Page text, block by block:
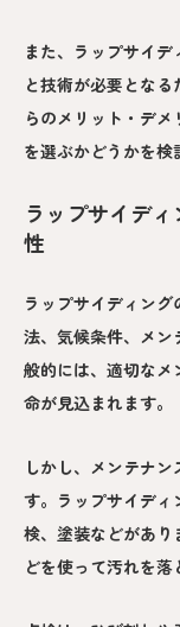
また、ラップサイ
と技術が必要とな
らのメリット・デ
を選ぶかどうかを検
ラップサイデ
性
ラップサイディン
法、気候条件、メ
般的には、適切なメ
命が見込まれます。
しかし、メンテナ
す。ラップサイディ
検、塗装などがあり
どを使って汚れを落